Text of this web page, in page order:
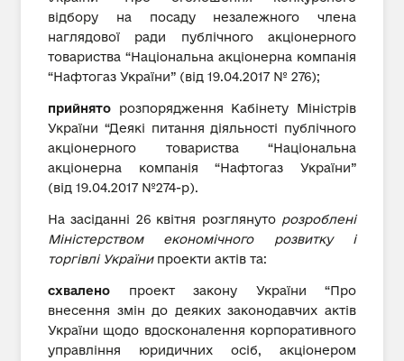
відбору на посаду незалежного члена
наглядової ради публічного акціонерного
товариства “Національна акціонерна компанія
“Нафтогаз України” (від 19.04.2017 № 276);
прийнято розпорядження Кабінету Міністрів
України “Деякі питання діяльності публічного
акціонерного товариства “Національна
акціонерна компанія “Нафтогаз України”
(від 19.04.2017 №274-р).
На засіданні 26 квітня розглянуто розроблені
Міністерством економічного розвитку і
торгівлі Українипроекти актів та:
схвалено проект закону України “Про
внесення змін до деяких законодавчих актів
України щодо вдосконалення корпоративного
управління юридичних осіб, акціонером